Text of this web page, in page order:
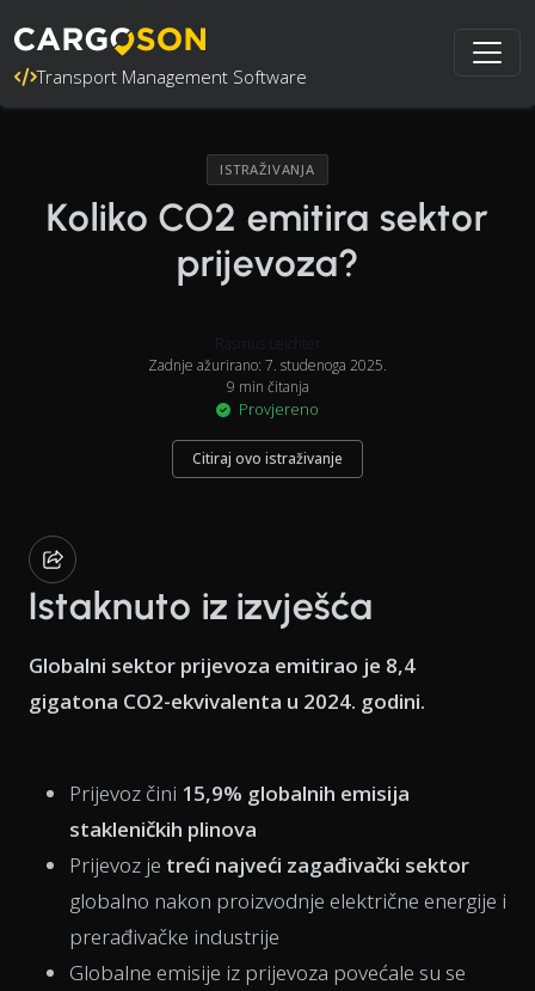
Transport Management Software
ISTRAŽIVANJA
Koliko CO2 emitira sektor
prijevoza?
Rasmus Leichter
Zadnje ažurirano: 7. studenoga 2025.
9 min čitanja
Provjereno
Citiraj ovo istraživanje
Istaknuto iz izvješća
Globalni sektor prijevoza emitirao je 8,4
gigatona CO2-ekvivalenta u 2024. godini.
Prijevoz čini 15,9% globalnih emisija
stakleničkih plinova
Prijevoz je treći najveći zagađivački sektor
globalno nakon proizvodnje električne energije i
prerađivačke industrije
Globalne emisije iz prijevoza povećale su se